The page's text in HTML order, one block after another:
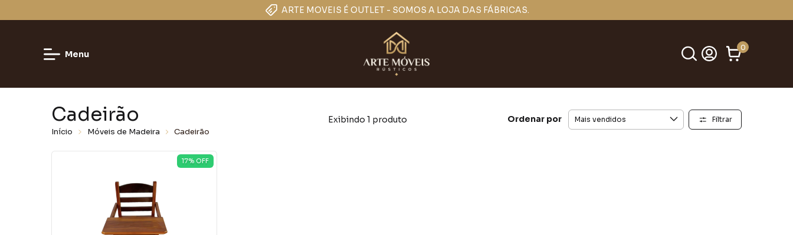
ARTE MOVEIS É OUTLET - SOMOS A LOJA DAS FÁBRICAS.
Menu
0
Cadeirão
Início Móveis de Madeira Cadeirão
Exibindo 1 produto Ordenar por Filtrar
17% OFF